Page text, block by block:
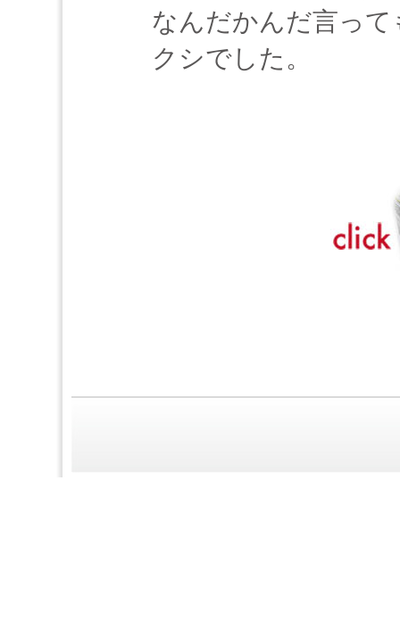
なんだかんだ言っ
クシでした。